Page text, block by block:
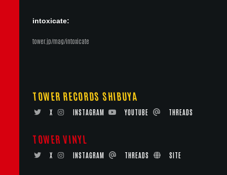
intoxicate:
tower.jp/mag/intoxicate
TOWER RECORDS SHIBUYA
X INSTAGRAM YOUTUBE THREADS
TOWER VINYL
X INSTAGRAM THREADS SITE